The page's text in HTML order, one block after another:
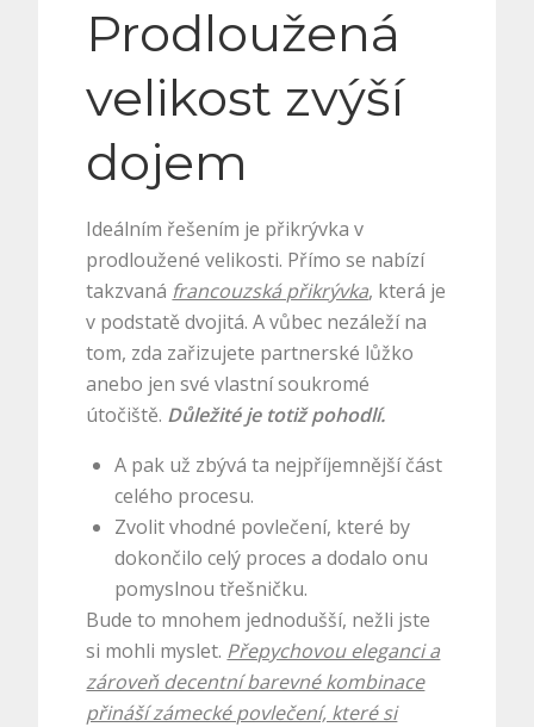
Prodloužená
velikost zvýší
dojem
Ideálním řešením je přikrývka v
prodloužené velikosti. Přímo se nabízí
takzvaná francouzská přikrývka, která je
v podstatě dvojitá. A vůbec nezáleží na
tom, zda zařizujete partnerské lůžko
anebo jen své vlastní soukromé
útočiště. Důležité je totiž pohodlí.
A pak už zbývá ta nejpříjemnější část
celého procesu.
Zvolit vhodné povlečení, které by
dokončilo celý proces a dodalo onu
pomyslnou třešničku.
Bude to mnohem jednodušší, nežli jste
si mohli myslet. Přepychovou eleganci a
zároveň decentní barevné kombinace
přináší zámecké povlečení, které si